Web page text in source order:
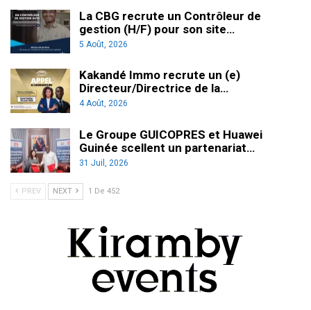
La CBG recrute un Contrôleur de
gestion (H/F) pour son site…
5 Août, 2026
Kakandé Immo recrute un (e)
Directeur/Directrice de la…
4 Août, 2026
Le Groupe GUICOPRES et Huawei
Guinée scellent un partenariat…
31 Juil, 2026
PREV NEXT 1 De 452